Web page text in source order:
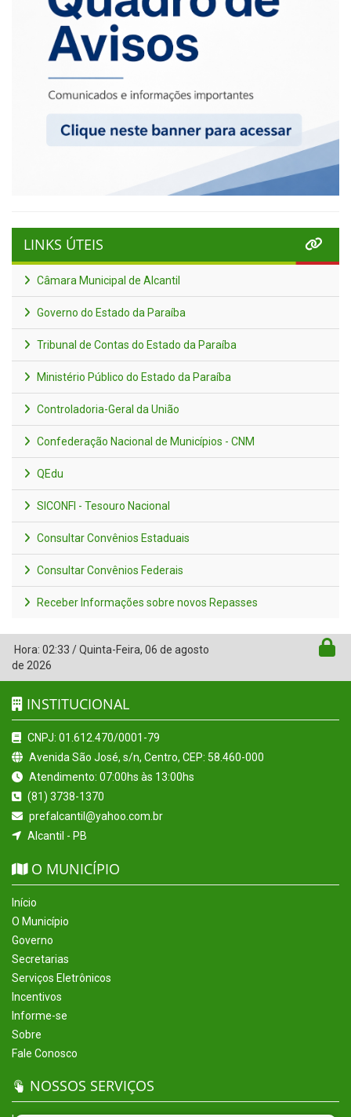
LINKS ÚTEIS
Câmara Municipal de Alcantil
Governo do Estado da Paraíba
Tribunal de Contas do Estado da Paraíba
Ministério Público do Estado da Paraíba
Controladoria-Geral da União
Confederação Nacional de Municípios - CNM
QEdu
SICONFI - Tesouro Nacional
Consultar Convênios Estaduais
Consultar Convênios Federais
Receber Informações sobre novos Repasses
Hora: 02:33 /Quinta-Feira, 06 de agosto
de 2026
INSTITUCIONAL
CNPJ: 01.612.470/0001-79
Avenida São José, s/n, Centro, CEP: 58.460-000
Atendimento: 07:00hs às 13:00hs
(81) 3738-1370
prefalcantil@yahoo.com.br
Alcantil - PB
O MUNICÍPIO
Início
O Município
Governo
Secretarias
Serviços Eletrônicos
Incentivos
Informe-se
Sobre
Fale Conosco
NOSSOS SERVIÇOS